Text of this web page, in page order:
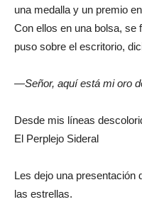
una medalla y un premio
Con ellos en una bolsa, se
puso sobre el escritorio,
—Señor, aquí está mi oro
Desde mis líneas
El Perplejo Sideral
Les dejo una presentación
las estrellas.